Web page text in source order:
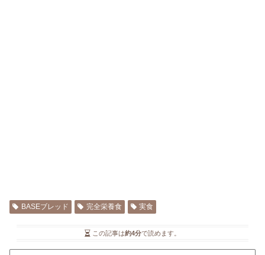
BASEブレッド 完全栄養食 実食
この記事は約4分で読めます。